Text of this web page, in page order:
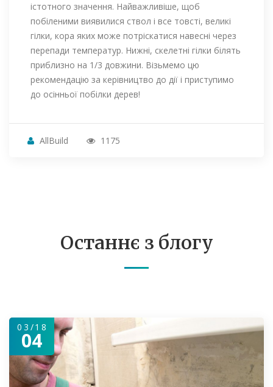
істотного значення. Найважливіше, щоб
побіленими виявилися ствол і все товсті, великі
гілки, кора яких може потріскатися навесні через
перепади температур. Нижні, скелетні гілки білять
приблизно на 1/3 довжини. Візьмемо цю
рекомендацію за керівництво до дії і приступимо
до осінньої побілки дерев!
AllBuild 1175
Останнє з блогу
03/18
04